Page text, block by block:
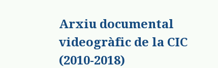
Arxiu documental
videogràfic de la CIC
(2010-2018)